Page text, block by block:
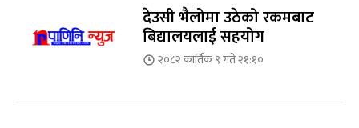
देउसी भैलोमा उठेको रकमबाट
बिद्यालयलाई सहयोग
२०८२ कार्तिक ९ गते २१:१०